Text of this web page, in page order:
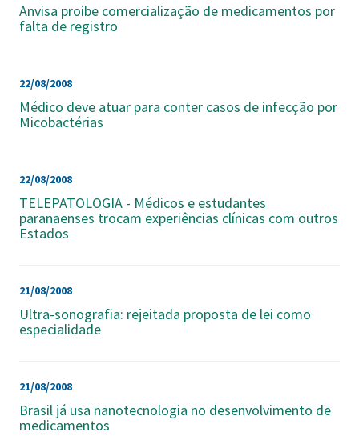
Anvisa proibe comercialização de medicamentos por
falta de registro
22/08/2008
Médico deve atuar para conter casos de infecção por
Micobactérias
22/08/2008
TELEPATOLOGIA - Médicos e estudantes
paranaenses trocam experiências clínicas com outros
Estados
21/08/2008
Ultra-sonografia: rejeitada proposta de lei como
especialidade
21/08/2008
Brasil já usa nanotecnologia no desenvolvimento de
medicamentos